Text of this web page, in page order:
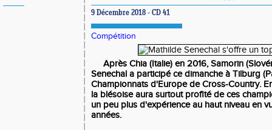
9 Décembre 2018 - CD 41
Compétition
Après Chia (Italie) en 2016, Samorin
Senechal a participé ce dimanche à Tilburg
Championnats d'Europe de Cross-Country.
la blésoise aura surtout profité de ces
un peu plus d'expérience au haut niveau en
années.